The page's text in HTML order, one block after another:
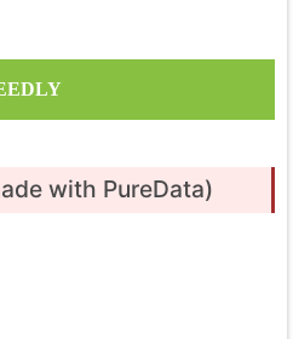
with PureData)